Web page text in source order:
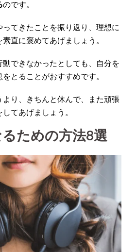
のです。
ってきたことを振り返り、理想に
直に褒めてあげましょう。
動できなかったとしても、自分を
とることがおすすめです。
より、きちんと休んで、また頑張
てあげましょう。
ための方法8選